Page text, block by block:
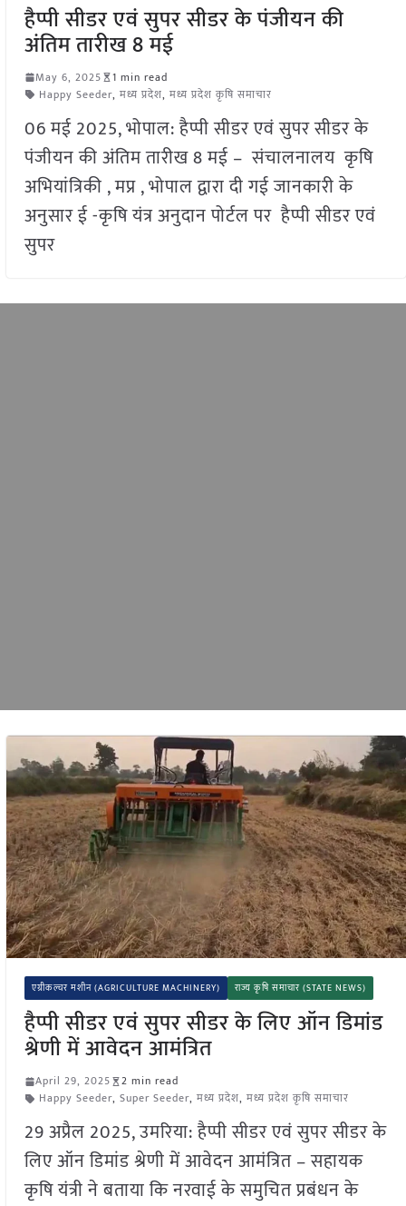
हैप्पी सीडर एवं सुपर सीडर के पंजीयन की
अंतिम तारीख 8 मई
May 6, 2025
1 min read
Happy Seeder, मध्य प्रदेश, मध्य प्रदेश कृषि समाचार
06 मई 2025, भोपाल: हैप्पी सीडर एवं सुपर सीडर के
पंजीयन की अंतिम तारीख 8 मई – संचालनालय कृषि
अभियांत्रिकी , मप्र , भोपाल द्वारा दी गई जानकारी के
अनुसार ई -कृषि यंत्र अनुदान पोर्टल पर हैप्पी सीडर एवं
सुपर
एग्रीकल्चर मशीन (AGRICULTURE MACHINERY) राज्य कृषि समाचार (STATE NEWS)
हैप्पी सीडर एवं सुपर सीडर के लिए ऑन डिमांड
श्रेणी में आवेदन आमंत्रित
April 29, 2025
2 min read
Happy Seeder, Super Seeder, मध्य प्रदेश, मध्य प्रदेश कृषि समाचार
29 अप्रैल 2025, उमरिया: हैप्पी सीडर एवं सुपर सीडर के
लिए ऑन डिमांड श्रेणी में आवेदन आमंत्रित – सहायक
कृषि यंत्री ने बताया कि नरवाई के समुचित प्रबंधन के